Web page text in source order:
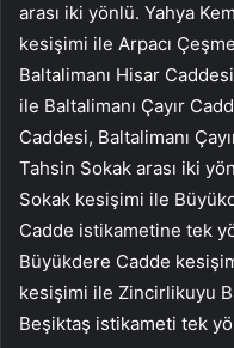
arası iki yönlü. Yahya
kesişimi ile Arpacı
Baltalimanı Hisar
ile Baltalimanı Çayır
Caddesi, Baltalimanı
Tahsin Sokak arası iki
Sokak kesişimi ile
Cadde istikametine tek
Büyükdere Cadde
kesişimi ile Zincirlikuyu
Beşiktaş istikameti tek